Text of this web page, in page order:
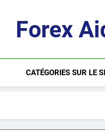
Forex
CATÉGORIES SUR LE